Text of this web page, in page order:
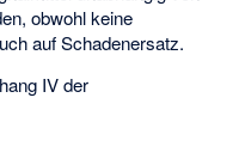
obwohl keine
auf Schadenersatz.
IV der